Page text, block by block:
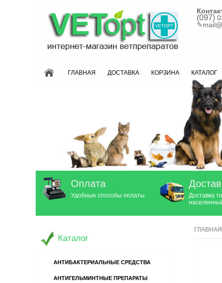
(097)
✎
ГЛАВНАЯ ДОСТАВКА КОРЗИНА КАТАЛОГ
Оплата
Удобные способы оплаты
Доставка
ГЛАВНАЯ
Каталог
АНТИБАКТЕРИАЛЬНЫЕ СРЕДСТВА
АНТИГЕЛЬМИНТНЫЕ ПРЕПАРАТЫ